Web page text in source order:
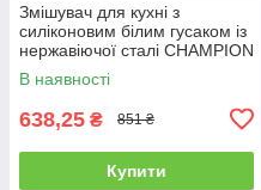
Змішувач для кухні з
силіконовим білим гусаком із
нержавіючої сталі CHAMPION
SUS-011 REFL.WHITE
В наявності
638,25 ₴ 851 ₴
Купити